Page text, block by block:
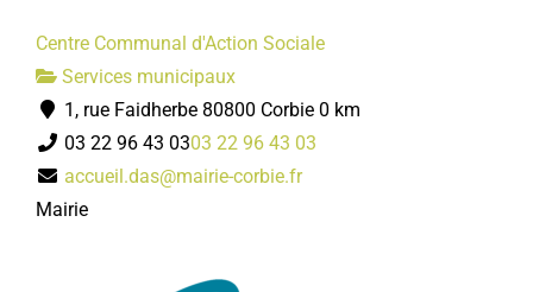
Centre Communal d'Action Sociale
Services municipaux
1, rue Faidherbe 80800 Corbie 0 km
03 22 96 43 0303 22 96 43 03
accueil.das@mairie-corbie.fr
Mairie